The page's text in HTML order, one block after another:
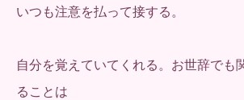
いつも注意を払って接する。
自分を覚えていてくれる。お世辞でも
ることは